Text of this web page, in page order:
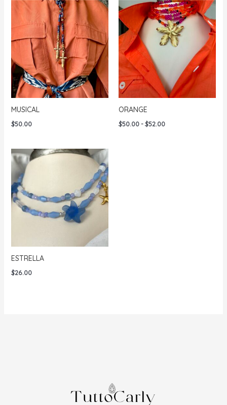
MUSICAL
$50.00
ORANGE
$50.00-$52.00Rango
ESTRELLA
$26.00